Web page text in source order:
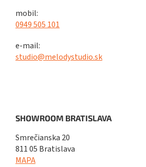
mobil:
0949 505 101
e-mail:
studio@melodystudio.sk
SHOWROOM BRATISLAVA
Smrečianska 20
811 05 Bratislava
MAPA